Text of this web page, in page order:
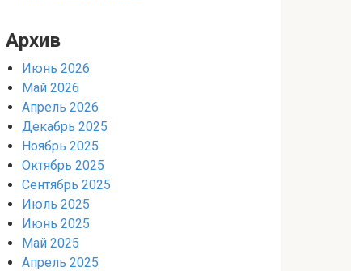
Архив
Июнь 2026
Май 2026
Апрель 2026
Декабрь 2025
Ноябрь 2025
Октябрь 2025
Сентябрь 2025
Июль 2025
Июнь 2025
Май 2025
Апрель 2025